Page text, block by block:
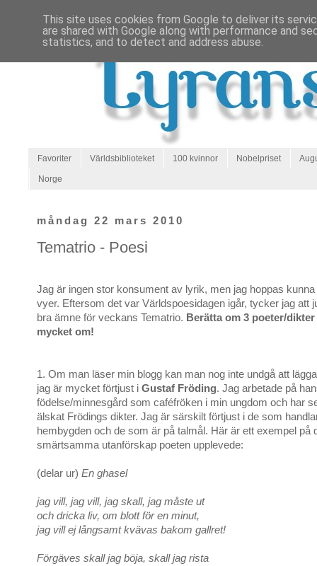
Favoriter Världsbiblioteket 100 kvinnor Nobelpriset
Norge
måndag 22 mars 2010
Tematrio - Poesi
Jag är ingen stor konsument av lyrik, men jag hoppas
vyer. Eftersom det var Världspoesidagen igår, tycker jag att
bra ämne för veckans Tematrio. Berätta om 3 poeter/
mycket om!
1. Om man läser min blogg kan man nog inte undgå att
jag är mycket förtjust i Gustaf Fröding. Jag arbetade på
födelse/minnesgård som caféfröken i min ungdom och har
älskat Frödings dikter. Jag är särskilt förtjust i de som
hembygden och de som är på talmål. Här är ett exempel på
smärtsamma utanförskap poeten upplevede:
(delar ur) En ghasel
jag vill, jag vill, jag skall, jag måste ut
och dricka liv, om blott för en minut,
jag vill ej långsamt kvävas bakom gallret!
Förgäves skall jag böja, skall jag rista
This site uses cookies from Google to deliver its
are shared with Google along with performance and
statistics, and to detect and address abuse.